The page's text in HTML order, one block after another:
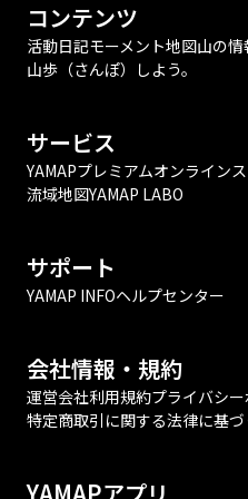
コンテンツ
活動日記モーメント地図山の情
山歩（さんぽ）しよう。
サービス
YAMAPプレミアムオンライン
流域地図YAMAP LABO
サポート
YAMAP INFOヘルプセンター
会社情報・規約
運営会社利用規約プライバシ
特定商取引に関する法律に基